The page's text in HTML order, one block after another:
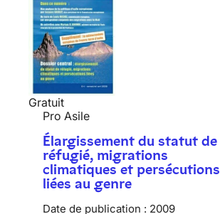
Gratuit
Pro Asile
Élargissement du statut de
réfugié, migrations
climatiques et persécutions
liées au genre
Date de publication : 2009